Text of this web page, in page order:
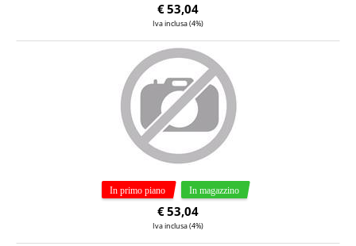
€53,04
Iva inclusa (4%)
€53,04
Iva inclusa (4%)